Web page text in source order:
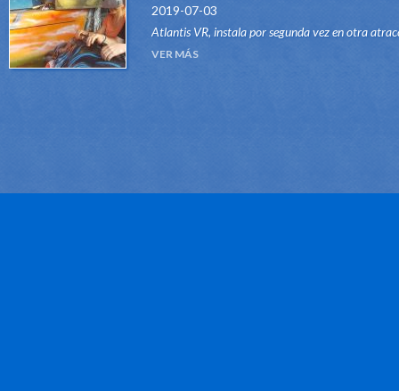
2019-07-03
Atlantis VR, instala por segunda vez en otra
del tipo Dark Ride, su sistema "VR RIDES".
VER MÁS